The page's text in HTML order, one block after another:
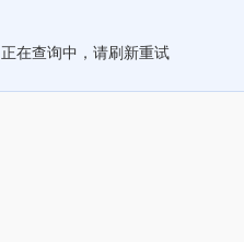
正在查询中，请刷新重试